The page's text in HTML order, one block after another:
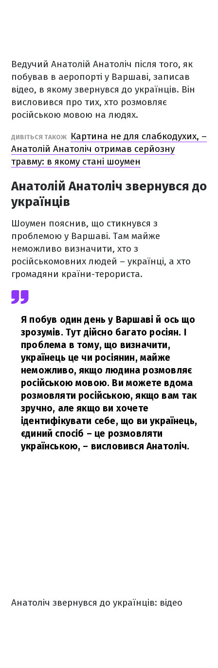
Ведучий Анатолій Анатоліч після того, як
побував в аеропорті у Варшаві, записав
відео, в якому звернувся до українців. Він
висловився про тих, хто розмовляє
російською мовою на людях.
ДИВІТЬСЯ ТАКОЖ
Картина не для слабкодухих, –
Анатолій Анатоліч отримав серйозну
травму: в якому стані шоумен
Анатолій Анатоліч звернувся до
українців
Шоумен пояснив, що стикнувся з
проблемою у Варшаві. Там майже
неможливо визначити, хто з
російськомовних людей – українці, а хто
громадяни країни-терориста.
Я побув один день у Варшаві й ось що
зрозумів. Тут дійсно багато росіян. І
проблема в тому, що визначити,
українець це чи росіянин, майже
неможливо, якщо людина розмовляє
російською мовою. Ви можете вдома
розмовляти російською, якщо вам так
зручно, але якщо ви хочете
ідентифікувати себе, що ви українець,
єдиний спосіб – це розмовляти
українською, – висловився Анатоліч.
Анатоліч звернувся до українців: відео